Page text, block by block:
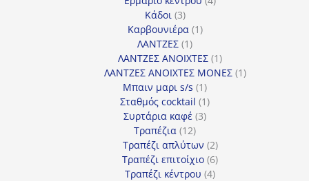
Κάδοι 33
προϊόντα
Καρβουνιέρα 11
ΛΑΝΤΖΕΣ 11
προϊόν
ΛΑΝΤΖΕΣ ΑΝΟΙΧΤΕΣ 11
προϊόν
ΛΑΝΤΖΕΣ ΑΝΟΙΧΤΕΣ ΜΟΝΕΣ 11
Μπαιν μαρι s/s 11
προϊόν
Σταθμός cocktail 11
Συρτάρια καφέ 33
Τραπέζια 1212
προϊόντα
Τραπέζι απλύτων 22
προϊόντα
Τραπέζι επιτοίχιο 66
προϊόντα
Τραπέζι κέντρου 44